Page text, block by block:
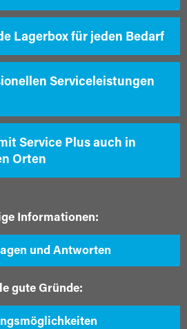
Lagerbox für jeden Bedarf
Serviceleistungen
Service Plus auch in
Orten
Informationen:
und Antworten
gute Gründe: